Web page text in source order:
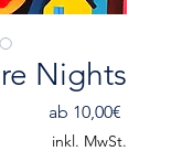
Nights
ab 10,00€
inkl. MwSt.